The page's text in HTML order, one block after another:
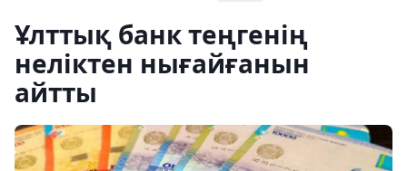
Ұлттық банк теңгенің
неліктен нығайғанын
айтты